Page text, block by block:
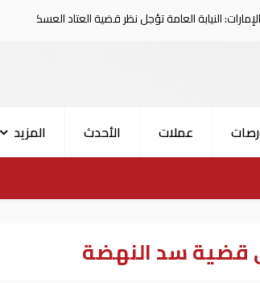
تؤجل نظر قضية العتاد العسكري للسودان
عملات الأحدث
المزيد
قضية سد النهضة